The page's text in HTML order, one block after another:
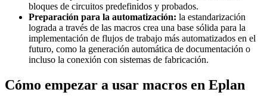
bloques de circuitos predefinidos y probados.
Preparación para la automatización: la estandarización
lograda a través de las macros crea una base sólida para la
implementación de flujos de trabajo más automatizados en el
futuro, como la generación automática de documentación o
incluso la conexión con sistemas de fabricación.
Cómo empezar a usar macros en Eplan